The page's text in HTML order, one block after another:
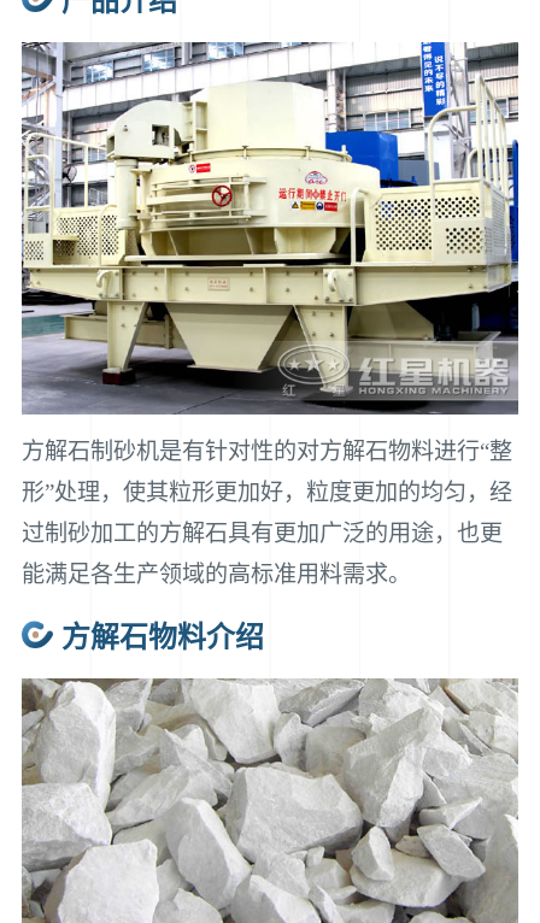
方解石制砂机是有针对性的对方解石物料进行“整
形”处理，使其粒形更加好，粒度更加的均匀，经
过制砂加工的方解石具有更加广泛的用途，也更
能满足各生产领域的高标准用料需求。
方解石物料介绍